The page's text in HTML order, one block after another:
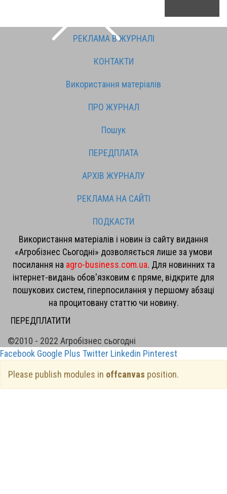
РЕКЛАМА В ЖУРНАЛІ
КОНТАКТИ
Використання матеріалів
ПРО ЖУРНАЛ
Пошук
ПЕРЕДПЛАТА
АРХІВ ЖУРНАЛУ
РЕКЛАМА НА САЙТІ
ПОДКАСТИ
Використання матеріалів і новин із сайту видання
«Агробізнес Сьогодні» дозволяється лише за умови
посилання на agro-business.com.ua. Для новинних та
інтернет-видань обов'язковим є пряме, відкрите для
пошукових систем, гіперпосилання у першому абзаці
на процитовану статтю чи новину.
ПЕРЕДПЛАТИТИ
©2010 - 2022 Агробізнес сьогодні
Facebook Google Plus Twitter Linkedin Pinterest
Please publish modules in offcanvas position.